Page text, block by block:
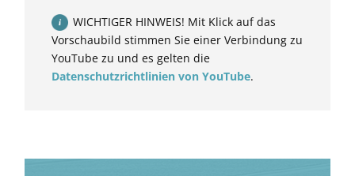
WICHTIGER HINWEIS! Mit Klick auf das
Vorschaubild stimmen Sie einer Verbindung zu
YouTube zu und es gelten die
Datenschutzrichtlinien von YouTube.